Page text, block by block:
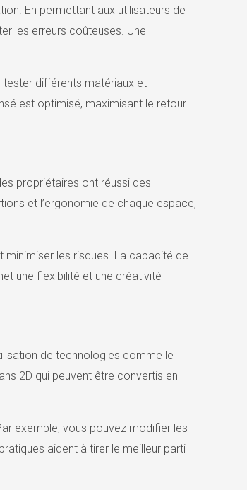
En permettant aux utilisateurs de
les erreurs coûteuses. Une
tester différents matériaux et
est optimisé, maximisant le retour
propriétaires ont réussi des
et l’ergonomie de chaque espace,
les risques. La capacité de
une flexibilité et une créativité
de technologies comme le
2D qui peuvent être convertis en
exemple, vous pouvez modifier les
aident à tirer le meilleur parti